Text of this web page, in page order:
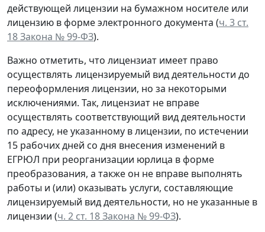
действующей лицензии на бумажном носителе или
лицензию в форме электронного документа (ч. 3 ст.
18 Закона № 99-ФЗ).
Важно отметить, что лицензиат имеет право
осуществлять лицензируемый вид деятельности до
переоформления лицензии, но за некоторыми
исключениями. Так, лицензиат не вправе
осуществлять соответствующий вид деятельности
по адресу, не указанному в лицензии, по истечении
15 рабочих дней со дня внесения изменений в
ЕГРЮЛ при реорганизации юрлица в форме
преобразования, а также он не вправе выполнять
работы и (или) оказывать услуги, составляющие
лицензируемый вид деятельности, но не указанные в
лицензии (ч. 2 ст. 18 Закона № 99-ФЗ).